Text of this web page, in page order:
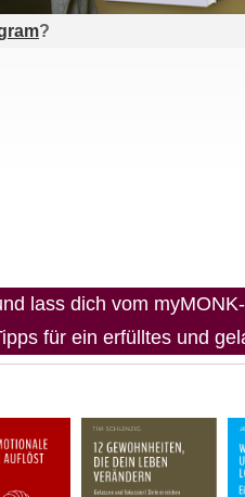
?
lass dich vom
für ein erfülltes und